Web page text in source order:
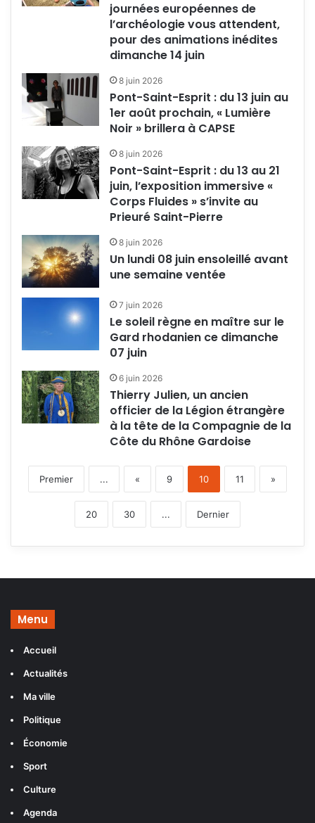
journées européennes de
l’archéologie vous attendent,
pour des animations inédites
dimanche 14 juin
8 juin 2026
Pont-Saint-Esprit : du 13 juin au
1er août prochain, « Lumière
Noir » brillera à CAPSE
8 juin 2026
Pont-Saint-Esprit : du 13 au 21
juin, l’exposition immersive «
Corps Fluides » s’invite au
Prieuré Saint-Pierre
8 juin 2026
Un lundi 08 juin ensoleillé avant
une semaine ventée
7 juin 2026
Le soleil règne en maître sur le
Gard rhodanien ce dimanche
07 juin
6 juin 2026
Thierry Julien, un ancien
officier de la Légion étrangère
à la tête de la Compagnie de la
Côte du Rhône Gardoise
Premier ... « 9 10 11 »
20 30 ... Dernier
Menu
Accueil
Actualités
Ma ville
Politique
Économie
Sport
Culture
Agenda